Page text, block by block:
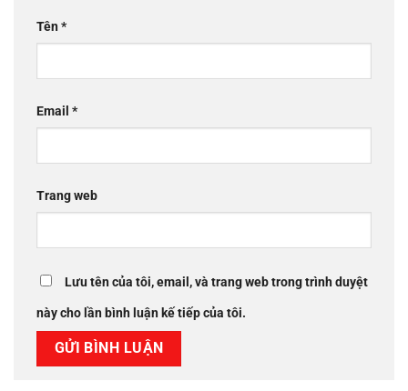
Tên*
Email *
Trang web
Lưu tên của tôi, email, và trang web trong trình duyệt
này cho lần bình luận kế tiếp của tôi.